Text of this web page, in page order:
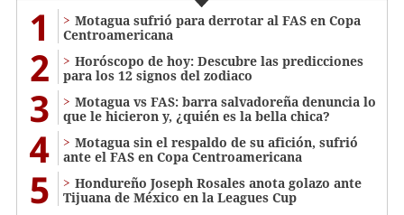
1
Motagua sufrió para derrotar al FAS en Copa
Centroamericana
2
Horóscopo de hoy: Descubre las predicciones
para los 12 signos del zodiaco
3
Motagua vs FAS: barra salvadoreña denuncia lo
que le hicieron y, ¿quién es la bella chica?
4
Motagua sin el respaldo de su afición, sufrió
ante el FAS en Copa Centroamericana
5
Hondureño Joseph Rosales anota golazo ante
Tijuana de México en la Leagues Cup